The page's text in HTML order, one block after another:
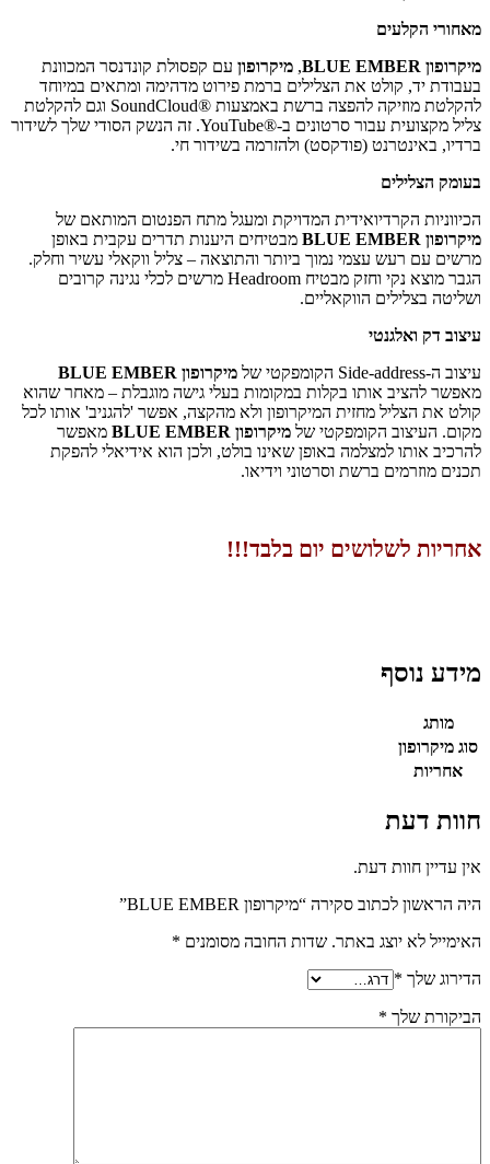
מאחורי הקלעים
מיקרופון BLUE EMBER
, מיקרופון עם קפסולת קונדנסר המכוונת
בעבודת יד, קולט את הצלילים ברמת פירוט מדהימה ומתאים במיוחד
להקלטת מוזיקה להפצה ברשת באמצעות SoundCloud®‎ וגם להקלטת
צליל מקצועית עבור סרטונים ב-YouTube®‎. זה הנשק הסודי שלך לשידור
ברדיו, באינטרנט (פודקסט) ולהזרמה בשידור חי.
בעומק הצלילים
הכיווניות הקרדיואידית המדויקת ומעגל מתח הפנטום המותאם של
מיקרופון BLUE EMBER
מבטיחים היענות תדרים עקבית באופן
מרשים עם רעש עצמי נמוך ביותר והתוצאה – צליל ווקאלי עשיר וחלק.
הגבר מוצא נקי וחזק מבטיח Headroom מרשים לכלי נגינה קרובים
ושליטה בצלילים הווקאליים.
עיצוב דק ואלגנטי
עיצוב ה-Side-address הקומפקטי של
מיקרופון BLUE EMBER
מאפשר להציב אותו בקלות במקומות בעלי גישה מוגבלת – מאחר שהוא
קולט את הצליל מחזית המיקרופון ולא מהקצה, אפשר 'להגניב' אותו לכל
מקום. העיצוב הקומפקטי של מיקרופון BLUE EMBER
מאפשר
להרכיב אותו למצלמה באופן שאינו בולט, ולכן הוא אידיאלי להפקת
תכנים מוזרמים ברשת וסרטוני וידיאו.
אחריות לשלושים יום בלבד!!!
מידע נוסף
מותג
סוג מיקרופון
אחריות
חוות דעת
אין עדיין חוות דעת.
היה הראשון לכתוב סקירה “מיקרופון BLUE EMBER”
האימייל לא יוצג באתר. שדות החובה מסומנים *
הדירוג שלך *
הביקורת שלך *